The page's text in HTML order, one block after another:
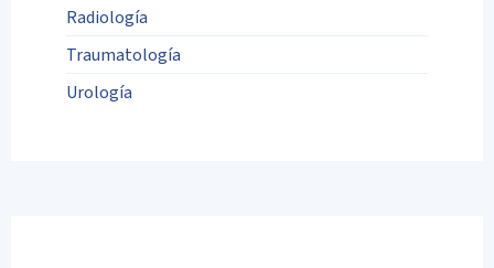
Radiología
Traumatología
Urología